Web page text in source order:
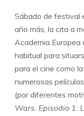
Sábado de festival
año más, la cita a
Academia Europea
habitual para
para el cine como
numerosas
(por diferentes
Wars. Episodio 1: